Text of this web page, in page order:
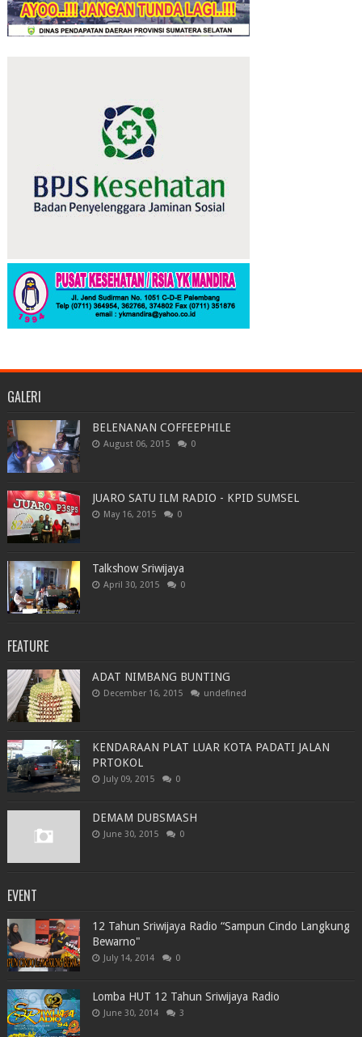
GALERI
BELENANAN COFFEEPHILE
August 06, 2015 0
JUARO SATU ILM RADIO - KPID SUMSEL
May 16, 2015 0
Talkshow Sriwijaya
April 30, 2015 0
FEATURE
ADAT NIMBANG BUNTING
December 16, 2015 undefined
KENDARAAN PLAT LUAR KOTA PADATI JALAN
PRTOKOL
July 09, 2015 0
DEMAM DUBSMASH
June 30, 2015 0
EVENT
12 Tahun Sriwijaya Radio “Sampun Cindo Langkung
Bewarno"
July 14, 2014 0
Lomba HUT 12 Tahun Sriwijaya Radio
June 30, 2014 3